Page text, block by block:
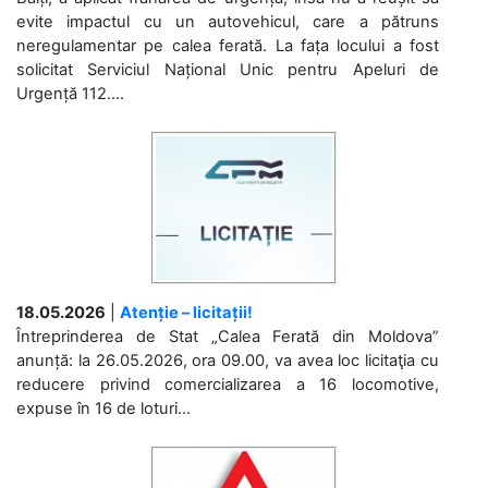
evite impactul cu un autovehicul, care a pătruns
neregulamentar pe calea ferată. La fața locului a fost
solicitat Serviciul Național Unic pentru Apeluri de
Urgență 112....
18.05.2026
Atenție – licitații!
Întreprinderea de Stat „Calea Ferată din Moldova”
anunță: la 26.05.2026, ora 09.00, va avea loc licitaţia cu
reducere privind comercializarea a 16 locomotive,
expuse în 16 de loturi...